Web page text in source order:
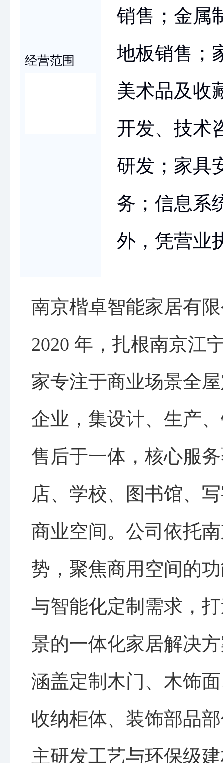
经营范围
销售；金属
地板销售；
美术品及收
开发、技术
研发；家具
务；信息系
外，凭营业
南京楷卓智能家居有
2020 年，扎根南京江
家专注于商业场景全
企业，集设计、生产
售后于一体，核心服
店、学校、图书馆、
商业空间。公司依托
势，聚焦商用空间的
与智能化定制需求，
景的一体化家居解决
涵盖定制木门、木饰
收纳柜体、装饰部品
主研发工艺与环保级